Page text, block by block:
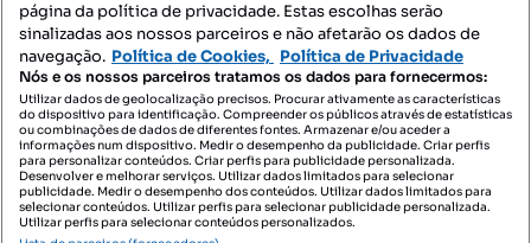
Contacte-nos
SIGA-NOS:
DESCARREGAR NA:
página da política de privacidade. Estas escolhas serão
sinalizadas aos nossos parceiros e não afetarão os dados de
navegação. Política de Cookies, Política de Privacidade
Nós e os nossos parceiros tratamos os dados para fornecermos:
Utilizar dados de geolocalização precisos. Procurar ativamente as características
do dispositivo para identificação. Compreender os públicos através de estatísticas
ou combinações de dados de diferentes fontes. Armazenar e/ou aceder a
informações num dispositivo. Medir o desempenho da publicidade. Criar perfis
para personalizar conteúdos. Criar perfis para publicidade personalizada.
Desenvolver e melhorar serviços. Utilizar dados limitados para selecionar
publicidade. Medir o desempenho dos conteúdos. Utilizar dados limitados para
selecionar conteúdos. Utilizar perfis para selecionar publicidade personalizada.
Utilizar perfis para selecionar conteúdos personalizados.